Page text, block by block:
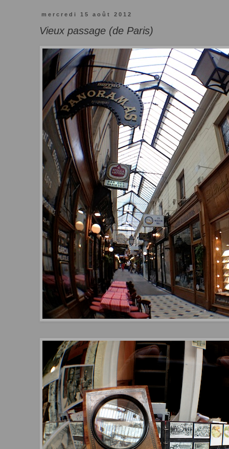
mercredi 15 août 2012
Vieux passage (de Paris)